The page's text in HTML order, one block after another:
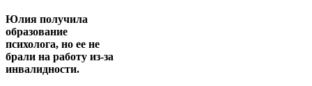
Юлия получила
образование
психолога, но ее не
брали на работу из-за
инвалидности.